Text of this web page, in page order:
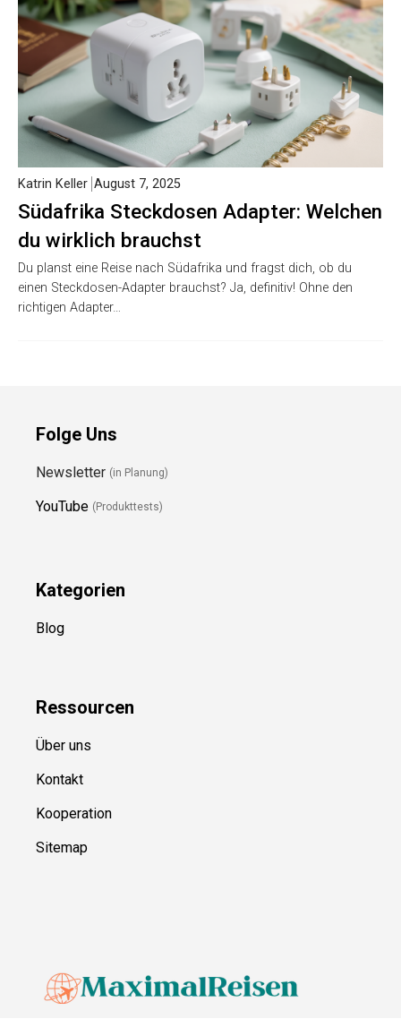
Südafrika Steckdosen Adapter: Welchen
du wirklich brauchst
Katrin Keller August 7, 2025
Du planst eine Reise nach Südafrika und fragst dich, ob du
einen Steckdosen-Adapter brauchst? Ja, definitiv! Ohne den
richtigen Adapter…
Folge Uns
Newsletter (in Planung)
YouTube (Produkttests)
Kategorien
Blog
Ressourcen
Über uns
Kontakt
Kooperation
Sitemap